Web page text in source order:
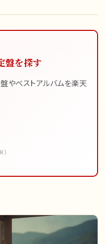
盤を探す
やベストアルバムを楽天